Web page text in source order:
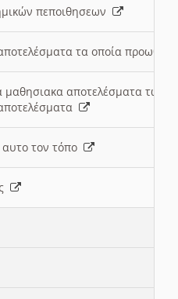
πεποιθησεων
τα οποία
μαθησιακα αποτελέσματα
αυτο τον τόπο